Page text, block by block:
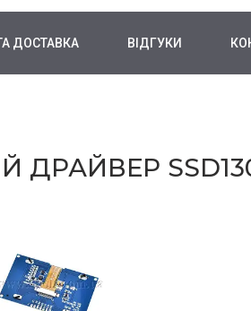
ДОСТАВКА ВІДГУКИ
ДРАЙВЕР